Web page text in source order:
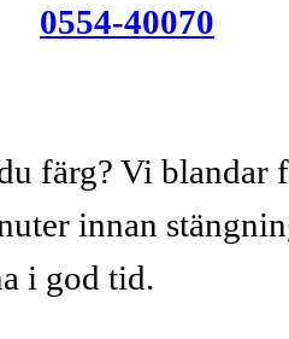
0554-40070
färg? Vi blandar
innan
i god tid.